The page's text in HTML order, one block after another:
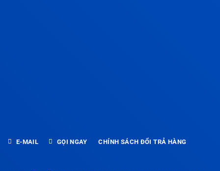
E-MAIL GỌI NGAY CHÍNH SÁCH ĐỔI TRẢ HÀNG